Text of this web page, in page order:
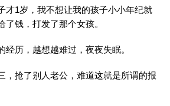
才1岁，我不想让我的孩子小小年纪就
钱，打发了那个女孩。
经历，越想越难过，夜夜失眠。
，抢了别人老公，难道这就是所谓的报